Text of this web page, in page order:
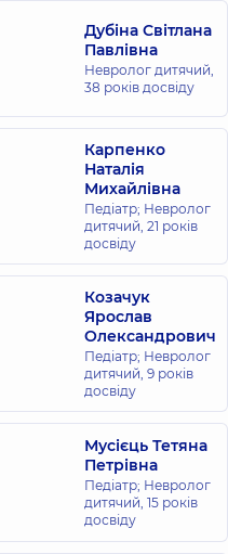
Дубіна Світлана
Павлівна
Невролог дитячий,
38 років досвіду
Карпенко
Наталія
Михайлівна
Педіатр; Невролог
дитячий, 21 років
досвіду
Козачук
Ярослав
Олександрович
Педіатр; Невролог
дитячий, 9 років
досвіду
Мусієць Тетяна
Петрівна
Педіатр; Невролог
дитячий, 15 років
досвіду